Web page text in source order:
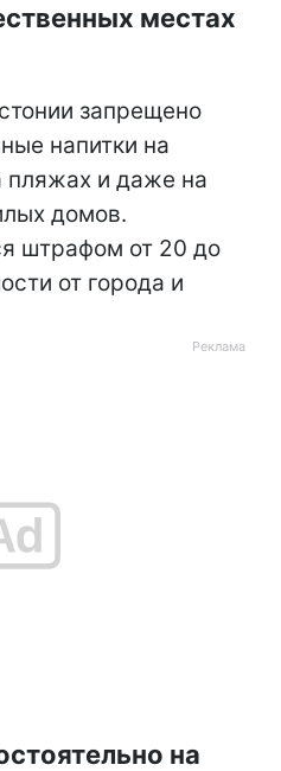
местах
запрещено
напитки на
пляжах и даже на
домов.
штрафом от 20 до
от города и
на